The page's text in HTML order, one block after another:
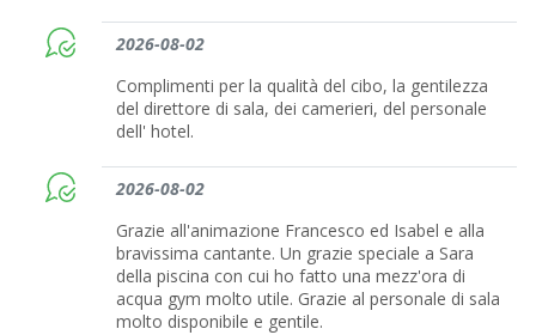
2026-08-02
Complimenti per la qualità del cibo, la gentilezza
del direttore di sala, dei camerieri, del personale
dell' hotel.
2026-08-02
Grazie all'animazione Francesco ed Isabel e alla
bravissima cantante. Un grazie speciale a Sara
della piscina con cui ho fatto una mezz'ora di
acqua gym molto utile. Grazie al personale di sala
molto disponibile e gentile.